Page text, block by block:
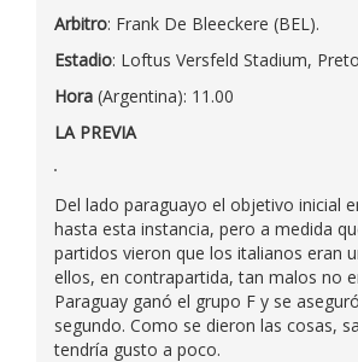
Arbitro: Frank De Bleeckere (BEL).
Estadio: Loftus Versfeld Stadium,
Hora (Argentina): 11.00
LA PREVIA
Del lado paraguayo el objetivo inicial
hasta esta instancia, pero a medida
partidos vieron que los italianos eran
ellos, en contrapartida, tan malos no
Paraguay ganó el grupo F y se
segundo. Como se dieron las cosas,
tendría gusto a poco.